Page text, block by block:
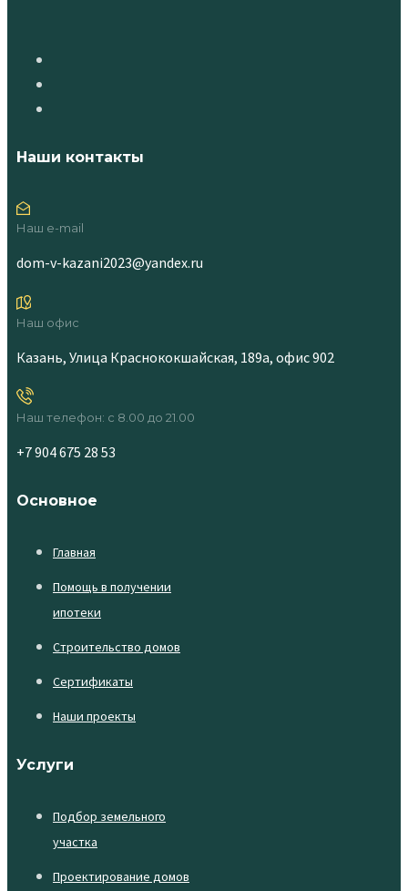
Наши контакты
Наш e-mail
dom-v-kazani2023@yandex.ru
Наш офис
Казань, Улица Краснококшайская, 189а, офис 902
Наш телефон: с 8.00 до 21.00
+7 904 675 28 53
Основное
Главная
Помощь в получении
ипотеки
Строительство домов
Сертификаты
Наши проекты
Услуги
Подбор земельного
участка
Проектирование домов